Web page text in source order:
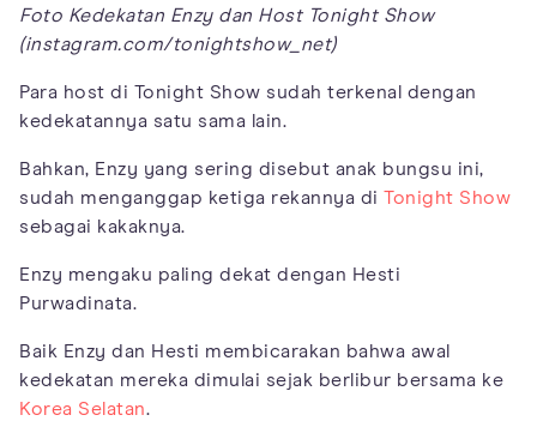
Foto Kedekatan Enzy dan Host Tonight Show
(instagram.com/tonightshow_net)
Para host di Tonight Show sudah terkenal dengan
kedekatannya satu sama lain.
Bahkan, Enzy yang sering disebut anak bungsu ini,
sudah menganggap ketiga rekannya di Tonight Show
sebagai kakaknya.
Enzy mengaku paling dekat dengan Hesti
Purwadinata.
Baik Enzy dan Hesti membicarakan bahwa awal
kedekatan mereka dimulai sejak berlibur bersama ke
Korea Selatan.